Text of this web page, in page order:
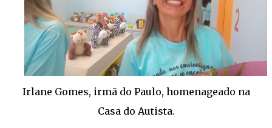
Irlane Gomes, irmã do Paulo, homenageado na
Casa do Autista.